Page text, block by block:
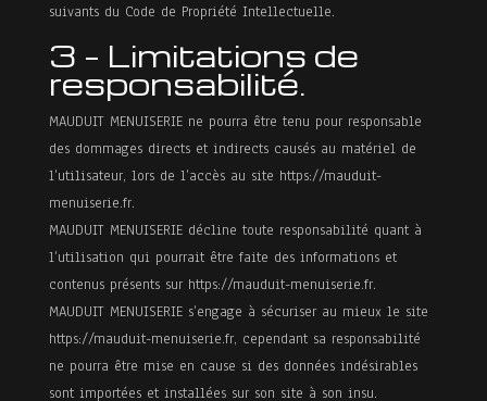
suivants du Code de Propriété Intellectuelle.
3 – Limitations de
responsabilité.
MAUDUIT MENUISERIE ne pourra être tenu pour responsable
des dommages directs et indirects causés au matériel de
l’utilisateur, lors de l’accès au site https://mauduit-
menuiserie.fr.
MAUDUIT MENUISERIE décline toute responsabilité quant à
l’utilisation qui pourrait être faite des informations et
contenus présents sur https://mauduit-menuiserie.fr.
MAUDUIT MENUISERIE s’engage à sécuriser au mieux le site
https://mauduit-menuiserie.fr, cependant sa responsabilité
ne pourra être mise en cause si des données indésirables
sont importées et installées sur son site à son insu.